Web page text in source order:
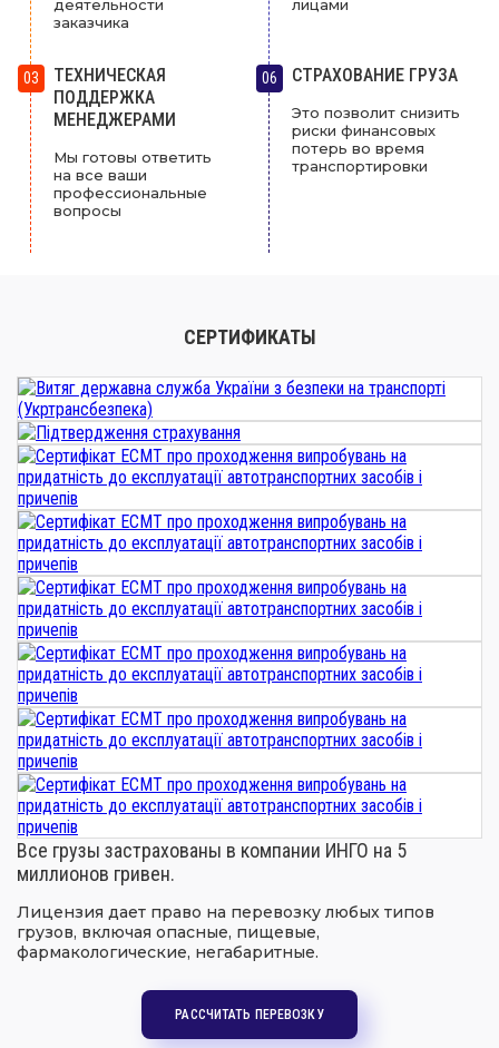
03
ТЕХНИЧЕСКАЯ
ПОДДЕРЖКА
МЕНЕДЖЕРАМИ
Мы готовы ответить
на все ваши
профессиональные
вопросы
лицами
деятельности
заказчика
06 СТРАХОВАНИЕ ГРУЗА
Это позволит снизить
риски финансовых
потерь во время
транспортировки
СЕРТИФИКАТЫ
Все грузы застрахованы в компании ИНГО на 5
миллионов гривен.
Лицензия дает право на перевозку любых типов
грузов, включая опасные, пищевые,
фармакологические, негабаритные.
РАССЧИТАТЬ ПЕРЕВОЗКУ